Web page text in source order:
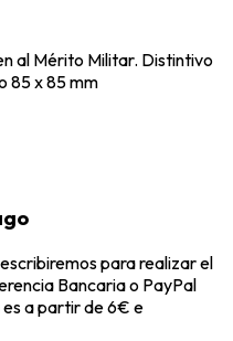
al Mérito Militar. Distintivo
85 x 85 mm
para realizar el
Bancaria o PayPal
es a partir de 6€ e